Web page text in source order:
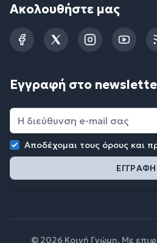
Ακολουθήστε μας
FacebookTwitterInstagram
Εγγραφή στο
Αποδέχομαι τους όρους και
© 2026 Κοινή Γνώμη. Με